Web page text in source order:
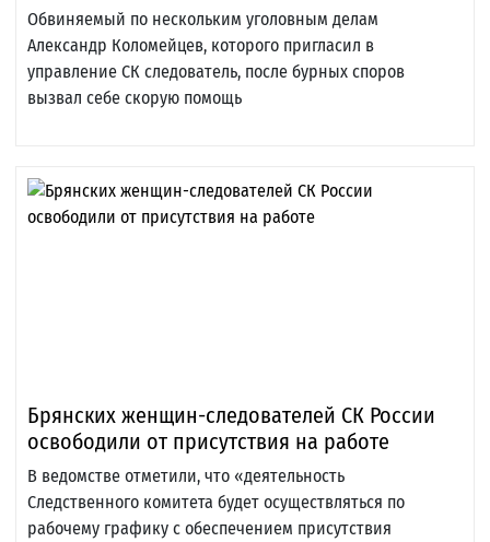
Обвиняемый по нескольким уголовным делам
Александр Коломейцев, которого пригласил в
управление СК следователь, после бурных споров
вызвал себе скорую помощь
Брянских женщин-следователей СК России
освободили от присутствия на работе
В ведомстве отметили, что «деятельность
Следственного комитета будет осуществляться по
рабочему графику с обеспечением присутствия